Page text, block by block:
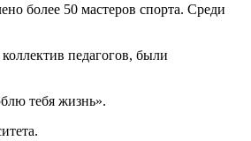
более 50 мастеров спорта. Среди
педагогов, были
тебя жизнь».